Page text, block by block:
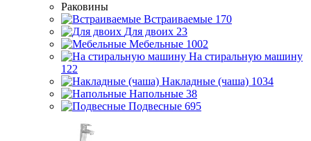
Раковины
Встраиваемые 170
Для двоих 23
Мебельные 1002
На стиральную машину
122
Накладные (чаша) 1034
Напольные 38
Подвесные 695